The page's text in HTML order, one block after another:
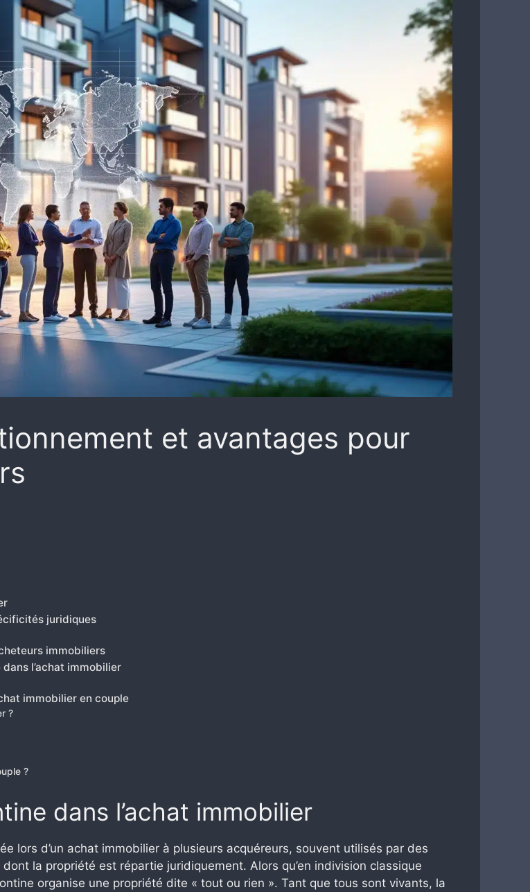
et avantages pour
juridiques
immobiliers
l’achat immobilier
immobilier en couple
?
?
dans l’achat immobilier
lors d’un achat immobilier à plusieurs acquéreurs, souvent utilisés par des
la propriété est répartie juridiquement. Alors qu’en indivision classique
organise une propriété dite « tout ou rien ». Tant que tous sont vivants, la